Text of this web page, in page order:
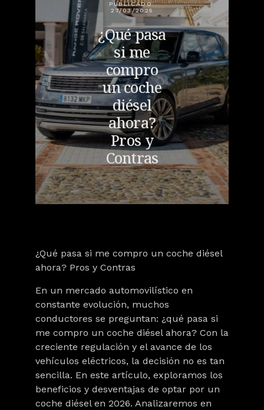
PUBLICADO:
27/03/2025
¿Qué pasa
si me
compro
un coche
diésel
ahora?
Pros y
Contras
¿Qué pasa si me compro un coche diésel
ahora? Pros y Contras
En un mercado automovilístico en
constante evolución, muchos
conductores se preguntan: ¿qué pasa si
me compro un coche diésel ahora? Con la
creciente regulación y el avance de los
vehículos eléctricos, la decisión no es tan
sencilla. En este artículo, exploramos los
beneficios y desventajas de optar por un
coche diésel en 2026. Analizaremos en